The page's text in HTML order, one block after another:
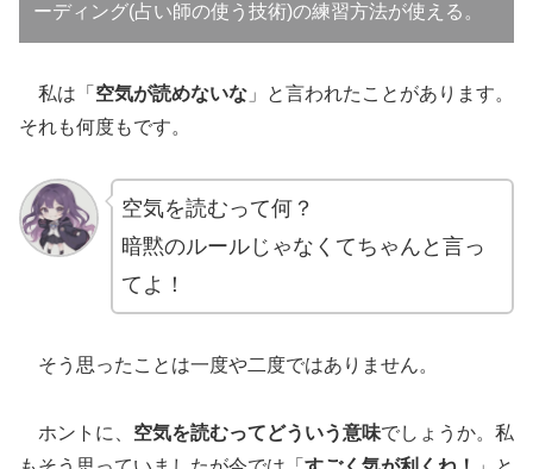
ーディング(占い師の使う技術)の練習方法が使える。
私は「 空気が読めないな 」と言われたことがあります。
それも何度もです。
空気を読むって何？
暗黙のルールじゃなくてちゃんと言っ
てよ！
そう思ったことは一度や二度ではありません。
ホントに、 空気を読むってどういう意味でしょうか。私